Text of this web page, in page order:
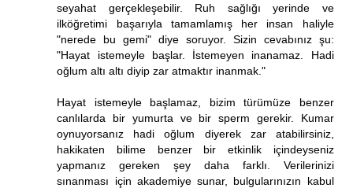
seyahat gerçekleşebilir. Ruh sağlığı yerinde ve
ilköğretimi başarıyla tamamlamış her insan haliyle
"nerede bu gemi" diye soruyor. Sizin cevabınız şu:
"Hayat istemeyle başlar. İstemeyen inanamaz. Hadi
oğlum altı altı diyip zar atmaktır inanmak."
Hayat istemeyle başlamaz, bizim türümüze benzer
canlılarda bir yumurta ve bir sperm gerekir. Kumar
oynuyorsanız hadi oğlum diyerek zar atabilirsiniz,
hakikaten bilime benzer bir etkinlik içindeyseniz
yapmanız gereken şey daha farklı. Verilerinizi
sınanması için akademiye sunar, bulgularınızın kabul